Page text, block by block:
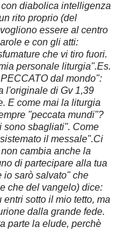
diabolica intelligenza
rito proprio (del
essere al centro
e con gli atti:
che vi tiro fuori.
personale liturgia".Es.
dal mondo":
l'originale di Gv 1,39
E come mai la liturgia
"peccata mundi"?
sono sbagliati". Come
il messale".Ci
cambia anche la
di partecipare alla tua
io sarò salvato" che
che del vangelo) dice:
sotto il mio tetto, ma
dalla grande fede.
parte la elude, perchè